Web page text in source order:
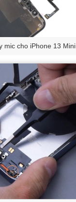
mic cho iPhone 13 Mini